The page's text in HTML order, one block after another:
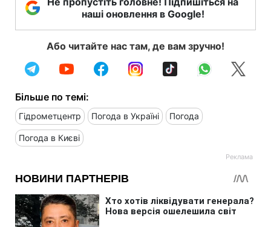
наші оновлення в Google!
Або читайте нас там, де вам зручно!
Більше по темі:
Гідрометцентр Погода в Україні Погода
Погода в Києві